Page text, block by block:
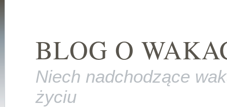
BLOG O
Niech nadchodzące
życiu